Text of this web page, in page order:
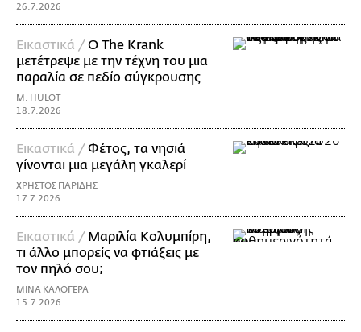
26.7.2026
Εικαστικά /Ο The Krank
μετέτρεψε με την τέχνη του μια
παραλία σε πεδίο σύγκρουσης
M. HULOT
18.7.2026
Εικαστικά /Φέτος, τα νησιά
γίνονται μια μεγάλη γκαλερί
ΧΡΗΣΤΟΣ ΠΑΡΙΔΗΣ
17.7.2026
Εικαστικά / Μαριλία Κολυμπίρη,
τι άλλο μπορείς να φτιάξεις με
τον πηλό σου;
ΜΙΝΑ ΚΑΛΟΓΕΡΑ
15.7.2026